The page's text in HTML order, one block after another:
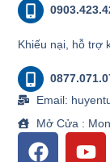
Khiếu nại, hỗ trợ
Email:
Mở Cửa :